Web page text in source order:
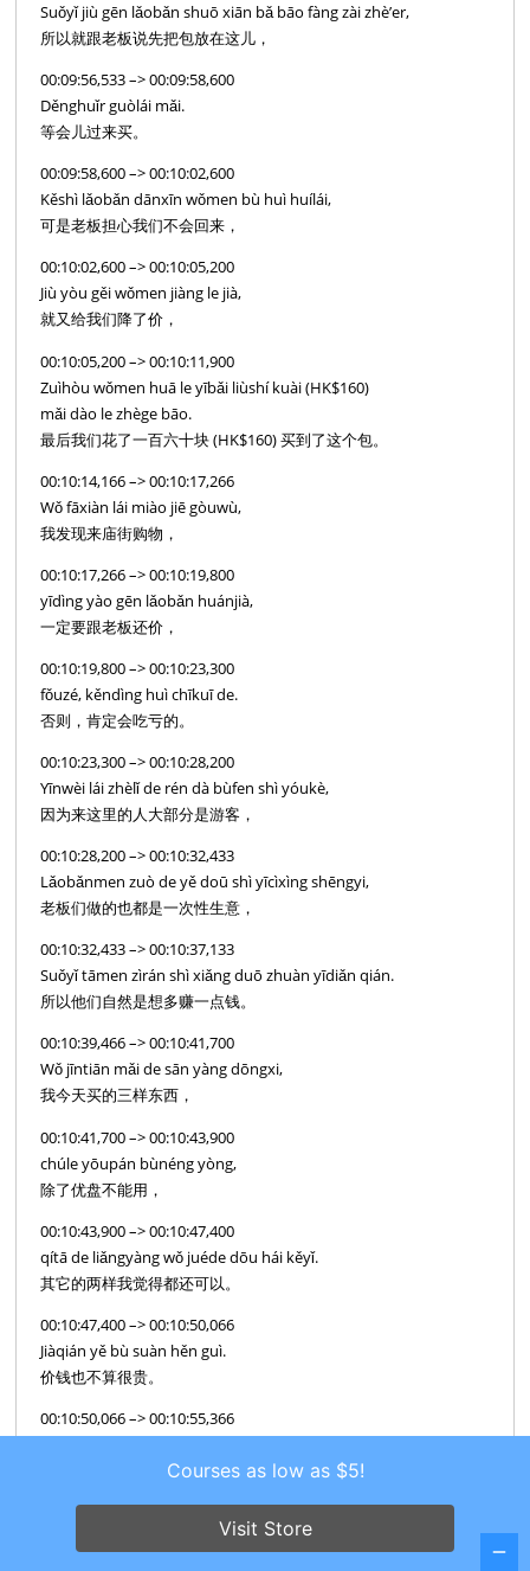
Suǒyǐ jiù gēn lǎobǎn shuō xiān bǎ bāo fàng zài zhè’er,
所以就跟老板说先把包放在这儿，
00:09:56,533 –> 00:09:58,600
Děnghuǐr guòlái mǎi.
等会儿过来买。
00:09:58,600 –> 00:10:02,600
Kěshì lǎobǎn dānxīn wǒmen bù huì huílái,
可是老板担心我们不会回来，
00:10:02,600 –> 00:10:05,200
Jiù yòu gěi wǒmen jiàng le jià,
就又给我们降了价，
00:10:05,200 –> 00:10:11,900
Zuìhòu wǒmen huā le yībǎi liùshí kuài (HK$160)
mǎi dào le zhège bāo.
最后我们花了一百六十块 (HK$160) 买到了这个包。
00:10:14,166 –> 00:10:17,266
Wǒ fāxiàn lái miào jiē gòuwù,
我发现来庙街购物，
00:10:17,266 –> 00:10:19,800
yīdìng yào gēn lǎobǎn huánjià,
一定要跟老板还价，
00:10:19,800 –> 00:10:23,300
fǒuzé, kěndìng huì chīkuī de.
否则，肯定会吃亏的。
00:10:23,300 –> 00:10:28,200
Yīnwèi lái zhèlǐ de rén dà bùfen shì yóukè,
因为来这里的人大部分是游客，
00:10:28,200 –> 00:10:32,433
Lǎobǎnmen zuò de yě doū shì yīcìxìng shēngyi,
老板们做的也都是一次性生意，
00:10:32,433 –> 00:10:37,133
Suǒyǐ tāmen zìrán shì xiǎng duō zhuàn yīdiǎn qián.
所以他们自然是想多赚一点钱。
00:10:39,466 –> 00:10:41,700
Wǒ jīntiān mǎi de sān yàng dōngxi,
我今天买的三样东西，
00:10:41,700 –> 00:10:43,900
chúle yōupán bùnéng yòng,
除了优盘不能用，
00:10:43,900 –> 00:10:47,400
qítā de liǎngyàng wǒ juéde dōu hái kěyǐ.
其它的两样我觉得都还可以。
00:10:47,400 –> 00:10:50,066
Jiàqián yě bù suàn hěn guì.
价钱也不算很贵。
00:10:50,066 –> 00:10:55,366
mǎidiǎn piányi de shāngpǐn,
00:10:55,366 –> 00:10:57,866
Courses as low as $5!
Visit Store